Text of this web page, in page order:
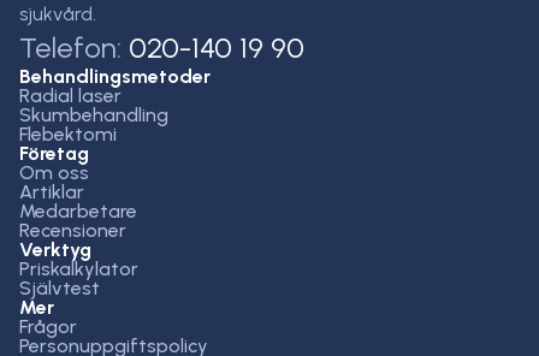
sjukvård.
Telefon: 020-140 19 90
Behandlingsmetoder
Radial laser
Skumbehandling
Flebektomi
Företag
Om oss
Artiklar
Medarbetare
Recensioner
Verktyg
Priskalkylator
Självtest
Mer
Frågor
Personuppgiftspolicy